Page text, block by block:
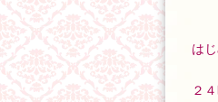
は
２